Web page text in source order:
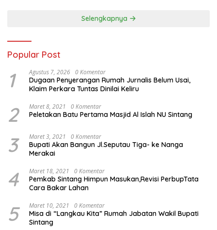
Selengkapnya
Popular Post
1 Agustus 7, 2026 0 Komentar
Dugaan Penyerangan Rumah Jurnalis Belum Usai,
Klaim Perkara Tuntas Dinilai Keliru
2 Maret 8, 2021 0 Komentar
Peletakan Batu Pertama Masjid Al Islah NU Sintang
3 Maret 3, 2021 0 Komentar
Bupati Akan Bangun Jl.Seputau Tiga- ke Nanga
Merakai
4 Maret 18, 2021 0 Komentar
Pemkab Sintang Himpun Masukan,Revisi PerbupTata
Cara Bakar Lahan
5 Maret 10, 2021 0 Komentar
Misa di “Langkau Kita” Rumah Jabatan Wakil Bupati
Sintang